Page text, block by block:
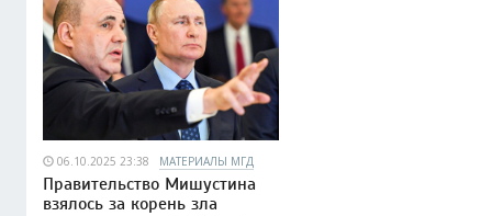
06.10.2025 23:38 МАТЕРИАЛЫ МГД
Правительство Мишустина
взялось за корень зла